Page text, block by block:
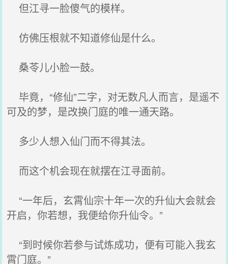
但江寻一脸傻气的模样。
仿佛压根就不知道修仙是什么。
桑苓儿小脸一鼓。
毕竟，“修仙”二字，对无数凡人而言，是遥不
可及的梦，是改换门庭的唯一通天路。
多少人想入仙门而不得其法。
而这个机会现在就摆在江寻面前。
“一年后，玄霄仙宗十年一次的升仙大会就会
开启，你若想，我便给你升仙令。”
“到时候你若参与试炼成功，便有可能入我玄
霄门庭。”